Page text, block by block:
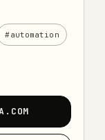
#automation